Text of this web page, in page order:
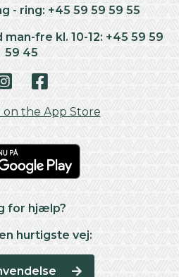
- ring: +45 59 59 59 55
fre kl. 10-12: +45 59 59
59 45
for hjælp?
hurtigste vej: